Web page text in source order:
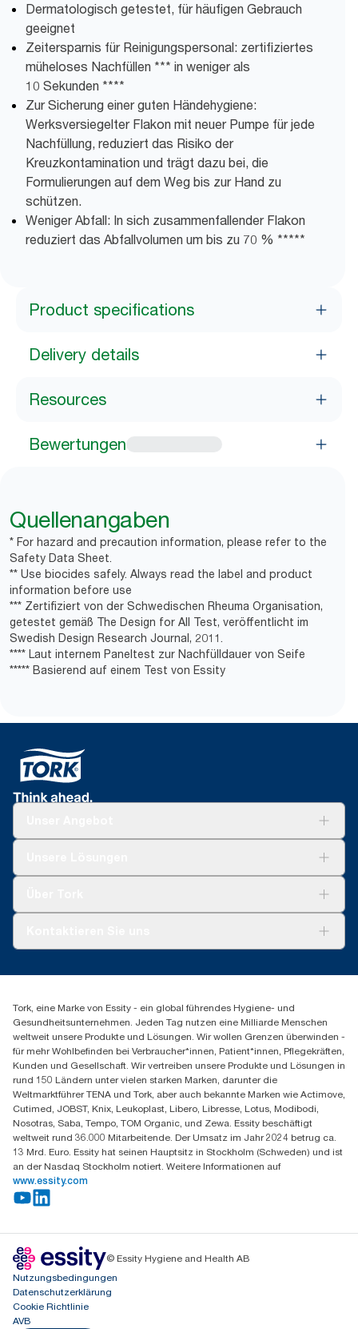
Dermatologisch getestet, für häufigen Gebrauch
geeignet
Zeitersparnis für Reinigungspersonal: zertifiziertes
müheloses Nachfüllen *** in weniger als
10 Sekunden ****
Zur Sicherung einer guten Händehygiene:
Werksversiegelter Flakon mit neuer Pumpe für jede
Nachfüllung, reduziert das Risiko der
Kreuzkontamination und trägt dazu bei, die
Formulierungen auf dem Weg bis zur Hand zu
schützen.
Weniger Abfall: In sich zusammenfallender Flakon
reduziert das Abfallvolumen um bis zu 70 % *****
Product specifications
Delivery details
Resources
Bewertungen
Quellenangaben
* For hazard and precaution information, please refer to the
Safety Data Sheet.
** Use biocides safely. Always read the label and product
information before use
*** Zertifiziert von der Schwedischen Rheuma Organisation,
getestet gemäß The Design for All Test, veröffentlicht im
Swedish Design Research Journal, 2011.
**** Laut internem Paneltest zur Nachfülldauer von Seife
***** Basierend auf einem Test von Essity
Spenderreklamation
+43 (0) 8 10-22 00 84
Essity Austria Vertriebs GmbH
Am Europlatz 2
1120 Wien
Mo-Do 8:00-16:30 | Fr 8:00-15:00
GLN: 9011111000026
Tork, eine Marke von Essity - ein global führendes Hygiene- und
Gesundheitsunternehmen. Jeden Tag nutzen eine Milliarde Menschen
weltweit unsere Produkte und Lösungen. Wir wollen Grenzen überwinden -
für mehr Wohlbefinden bei Verbraucher*innen, Patient*innen, Pflegekräften,
Kunden und Gesellschaft. Wir vertreiben unsere Produkte und Lösungen in
rund 150 Ländern unter vielen starken Marken, darunter die
Weltmarktführer TENA und Tork, aber auch bekannte Marken wie Actimove,
Cutimed, JOBST, Knix, Leukoplast, Libero, Libresse, Lotus, Modibodi,
Nosotras, Saba, Tempo, TOM Organic, und Zewa. Essity beschäftigt
weltweit rund 36.000 Mitarbeitende. Der Umsatz im Jahr 2024 betrug ca.
13 Mrd. Euro. Essity hat seinen Hauptsitz in Stockholm (Schweden) und ist
an der Nasdaq Stockholm notiert. Weitere Informationen auf
www.essity.com
© Essity Hygiene and Health AB
Nutzungsbedingungen
Datenschutzerklärung
Cookie Richtlinie
AVB